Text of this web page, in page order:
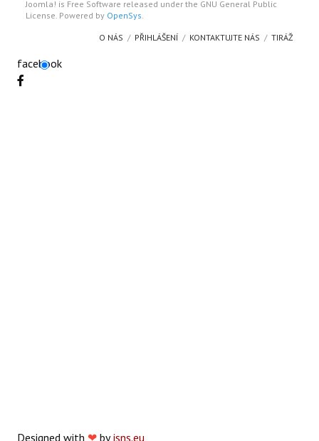
Joomla! is Free Software released under the GNU General Public
License. Powered by OpenSys
O NÁS PŘIHLÁŠENÍ KONTAKTUJTE NÁS TIRÁŽ
facebook
Designed with ❤ byjsns.eu